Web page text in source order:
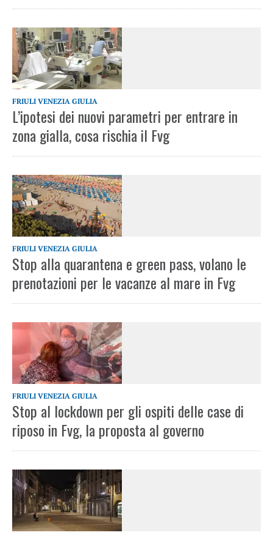
FRIULI VENEZIA GIULIA
L’ipotesi dei nuovi parametri per entrare in
zona gialla, cosa rischia il Fvg
FRIULI VENEZIA GIULIA
Stop alla quarantena e green pass, volano le
prenotazioni per le vacanze al mare in Fvg
FRIULI VENEZIA GIULIA
Stop al lockdown per gli ospiti delle case di
riposo in Fvg, la proposta al governo